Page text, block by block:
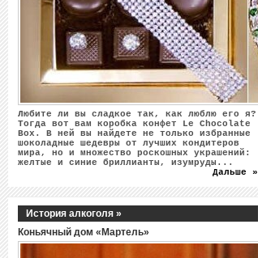
Любите ли вы сладкое так, как люблю его я?
Тогда вот вам коробка конфет Le Chocolate
Box. В ней вы найдете не только избранные
шоколадные шедевры от лучших кондитеров
мира, но и множество роскошных украшений:
желтые и синие бриллианты, изумруды...
Дальше »
История алкоголя »
Коньячный дом «Мартель»